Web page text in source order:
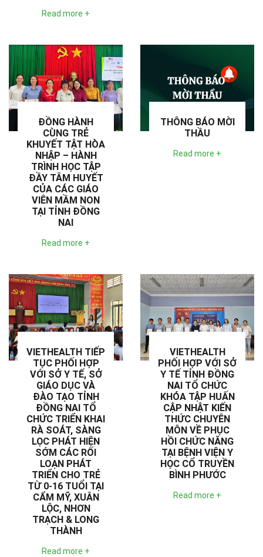
Read more +
ĐỒNG HÀNH
CÙNG TRẺ
KHUYẾT TẬT HÒA
NHẬP – HÀNH
TRÌNH HỌC TẬP
ĐẦY TÂM HUYẾT
CỦA CÁC GIÁO
VIÊN MẦM NON
TẠI TỈNH ĐỒNG
NAI
Read more +
THÔNG BÁO MỜI
THẦU
Read more +
VIETHEALTH TIẾP
TỤC PHỐI HỢP
VỚI SỞ Y TẾ, SỞ
GIÁO DỤC VÀ
ĐÀO TẠO TỈNH
ĐỒNG NAI TỔ
CHỨC TRIỂN KHAI
RÀ SOÁT, SÀNG
LỌC PHÁT HIỆN
SỚM CÁC RỐI
LOẠN PHÁT
TRIỂN CHO TRẺ
TỪ 0-16 TUỔI TẠI
CẨM MỸ, XUÂN
LỘC, NHƠN
TRẠCH & LONG
THÀNH
Read more +
VIETHEALTH
PHỐI HỢP VỚI SỞ
Y TẾ TỈNH ĐỒNG
NAI TỔ CHỨC
KHÓA TẬP HUẤN
CẬP NHẬT KIẾN
THỨC CHUYÊN
MÔN VỀ PHỤC
HỒI CHỨC NĂNG
TẠI BỆNH VIỆN Y
HỌC CỔ TRUYỀN
BÌNH PHƯỚC
Read more +